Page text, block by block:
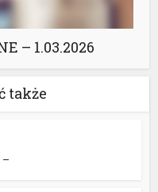
– 1.03.2026
także
–